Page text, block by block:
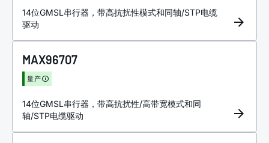
14位GMSL串行器，带高抗扰性模式和同轴/STP电缆
驱动
MAX96707
量产
14位GMSL串行器，带高抗扰性/高带宽模式和同
轴/STP电缆驱动